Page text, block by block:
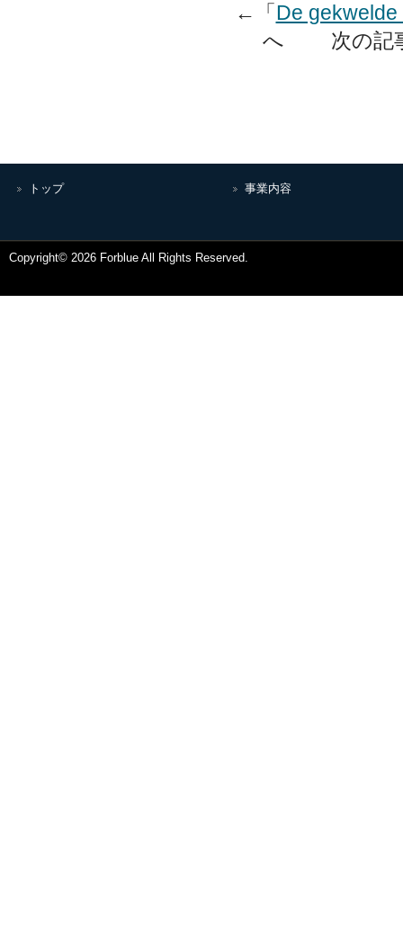
←「De
へ 次の記
トップ 事業内容
Copyright© 2026 Forblue All Rights Reserved.